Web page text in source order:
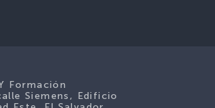
Formación
Siemens, Edificio